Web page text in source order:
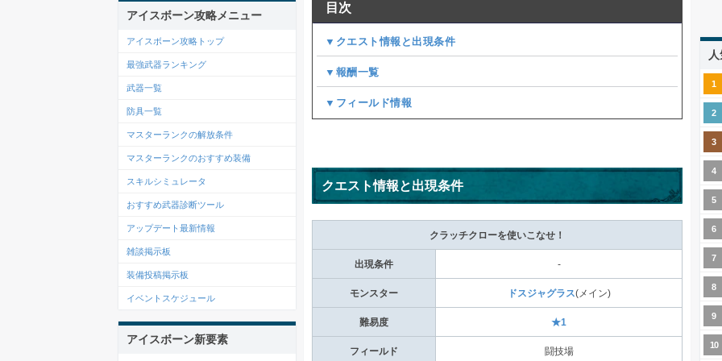
目次
▼クエスト情報と出現条件
▼報酬一覧
▼フィールド情報
クエスト情報と出現条件
クラッチクローを使いこなせ！
出現条件 -
モンスター ドスジャグラス(メイン)
難易度 ★1
フィールド 闘技場
アイスボーン攻略メニュー
アイスボーン攻略トップ
最強武器ランキング
武器一覧
防具一覧
マスターランクの解放条件
マスターランクのおすすめ装備
スキルシミュレータ
おすすめ武器診断ツール
アップデート最新情報
雑談掲示板
装備投稿掲示板
イベントスケジュール
アイスボーン新要素